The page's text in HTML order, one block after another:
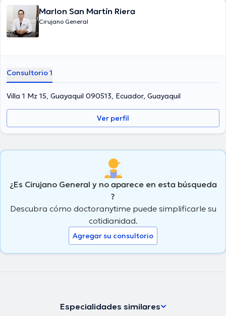
Marlon San Martín Riera
Cirujano General
Consultorio 1
Villa 1 Mz 15, Guayaquil 090513, Ecuador, Guayaquil
Ver perfil
¿Es Cirujano General y no aparece en esta búsqueda
?
Descubra cómo doctoranytime puede simplificarle su
cotidianidad.
Agregar su consultorio
Especialidades similares